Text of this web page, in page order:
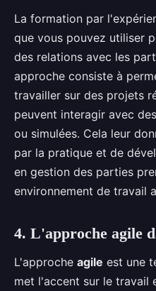
La formation par
que vous pouvez utiliser
des relations avec les
approche consiste à
travailler sur des projets
peuvent interagir avec
ou simulées. Cela leur
par la pratique et de
en gestion des parties
environnement de travail
4. L'approche agile
L'approche agile est une
met l'accent sur le travail